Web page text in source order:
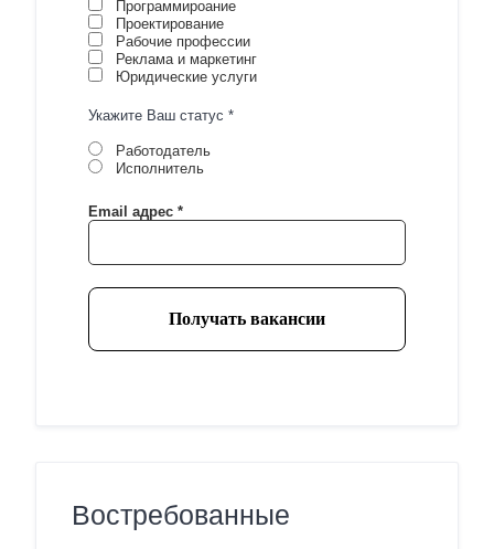
Программироание
Проектирование
Рабочие профессии
Реклама и маркетинг
Юридические услуги
Укажите Ваш статус *
Работодатель
Исполнитель
Email адрес *
Востребованные